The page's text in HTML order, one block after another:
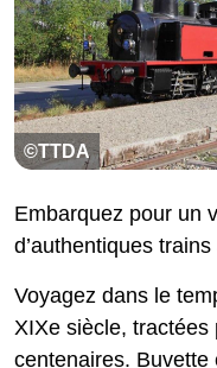
©TTDA
Embarquez pour un
d’authentiques
Voyagez dans le
XIXe siècle,
centenaires.